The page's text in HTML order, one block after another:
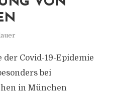
Covid-19-Epidemie
bei
in München